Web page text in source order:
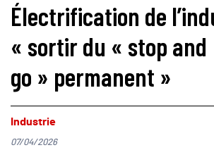
Électrification de
« sortir du « stop and
go » permanent »
Industrie
07/04/2026